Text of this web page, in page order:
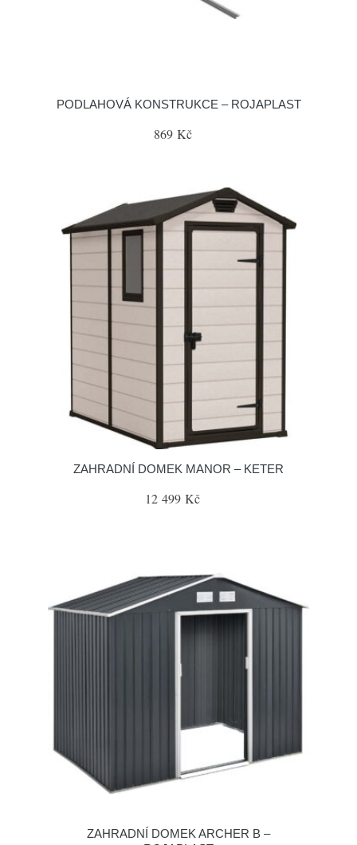
PODLAHOVÁ KONSTRUKCE – ROJAPLAST
869 Kč
ZAHRADNÍ DOMEK MANOR – KETER
12 499 Kč
ZAHRADNÍ DOMEK ARCHER B –